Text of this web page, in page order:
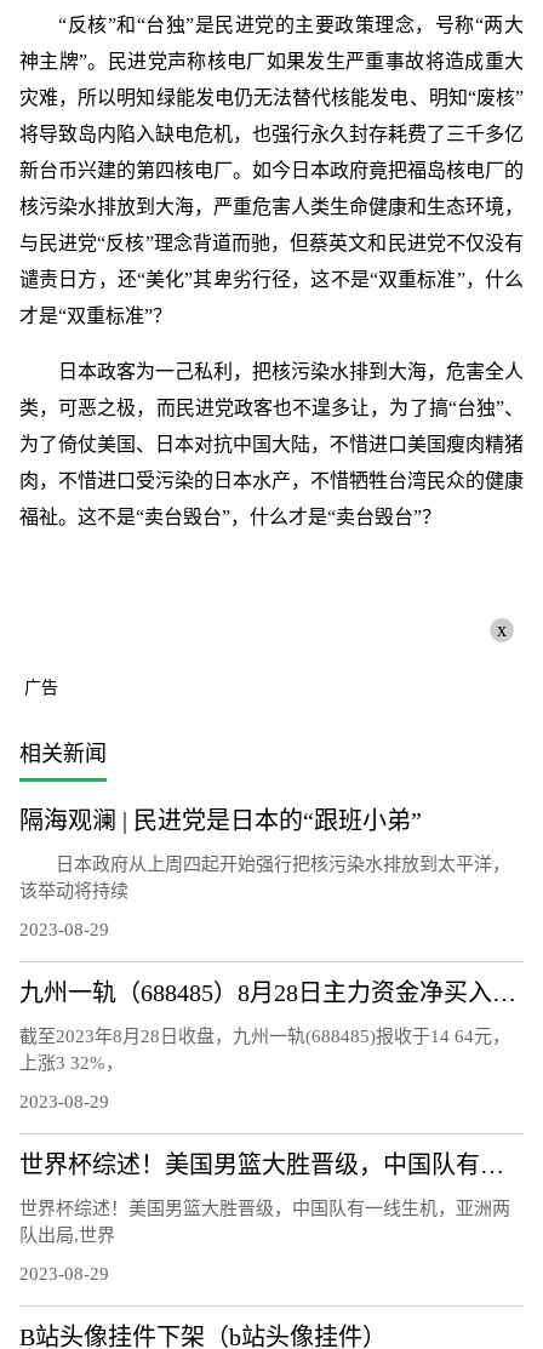
“反核”和“台独”是民进党的主要政策理念，号称“两大
神主牌”。民进党声称核电厂如果发生严重事故将造成重大
灾难，所以明知绿能发电仍无法替代核能发电、明知“废核”
将导致岛内陷入缺电危机，也强行永久封存耗费了三千多亿
新台币兴建的第四核电厂。如今日本政府竟把福岛核电厂的
核污染水排放到大海，严重危害人类生命健康和生态环境，
与民进党“反核”理念背道而驰，但蔡英文和民进党不仅没有
谴责日方，还“美化”其卑劣行径，这不是“双重标准”，什么
才是“双重标准”？
日本政客为一己私利，把核污染水排到大海，危害全人
类，可恶之极，而民进党政客也不遑多让，为了搞“台独”、
为了倚仗美国、日本对抗中国大陆，不惜进口美国瘦肉精猪
肉，不惜进口受污染的日本水产，不惜牺牲台湾民众的健康
福祉。这不是“卖台毁台”，什么才是“卖台毁台”？
x
广告
相关新闻
隔海观澜 | 民进党是日本的“跟班小弟”
日本政府从上周四起开始强行把核污染水排放到太平洋，
该举动将持续
2023-08-29
九州一轨（688485）8月28日主力资金净买入118.92万元
截至2023年8月28日收盘，九州一轨(688485)报收于14 64元，
上涨3 32%，
2023-08-29
世界杯综述！美国男篮大胜晋级，中国队有一线生机，亚洲两队出局
世界杯综述！美国男篮大胜晋级，中国队有一线生机，亚洲两
队出局,世界
2023-08-29
B站头像挂件下架（b站头像挂件）